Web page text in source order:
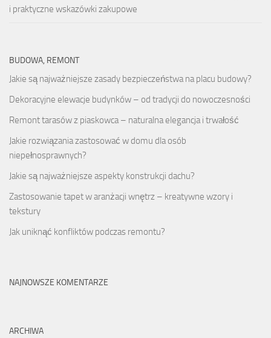
i praktyczne wskazówki zakupowe
BUDOWA, REMONT
Jakie są najważniejsze zasady bezpieczeństwa na placu budowy?
Dekoracyjne elewacje budynków – od tradycji do nowoczesności
Remont tarasów z piaskowca – naturalna elegancja i trwałość
Jakie rozwiązania zastosować w domu dla osób
niepełnosprawnych?
Jakie są najważniejsze aspekty konstrukcji dachu?
Zastosowanie tapet w aranżacji wnętrz – kreatywne wzory i
tekstury
Jak uniknąć konfliktów podczas remontu?
NAJNOWSZE KOMENTARZE
ARCHIWA